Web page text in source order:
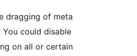
dragging of meta
You could disable
on all or certain